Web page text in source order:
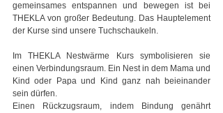
gemeinsames entspannen und bewegen ist bei
THEKLA von großer Bedeutung. Das Hauptelement
der Kurse sind unsere Tuchschaukeln.
Im THEKLA Nestwärme Kurs symbolisieren sie
einen Verbindungsraum. Ein Nest in dem Mama und
Kind oder Papa und Kind ganz nah beieinander
sein dürfen.
Einen Rückzugsraum, indem Bindung genährt